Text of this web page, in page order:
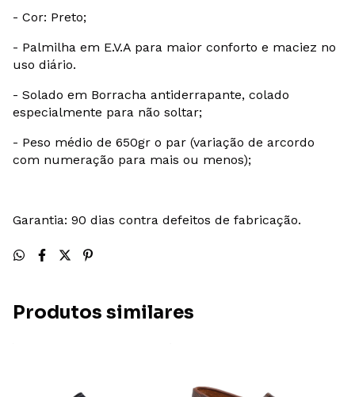
- Cor: Preto;
- Palmilha em E.V.A para maior conforto e maciez no
uso diário.
- Solado em Borracha antiderrapante, colado
especialmente para não soltar;
- Peso médio de 650gr o par (variação de arcordo
com numeração para mais ou menos);
Garantia: 90 dias contra defeitos de fabricação.
Produtos similares